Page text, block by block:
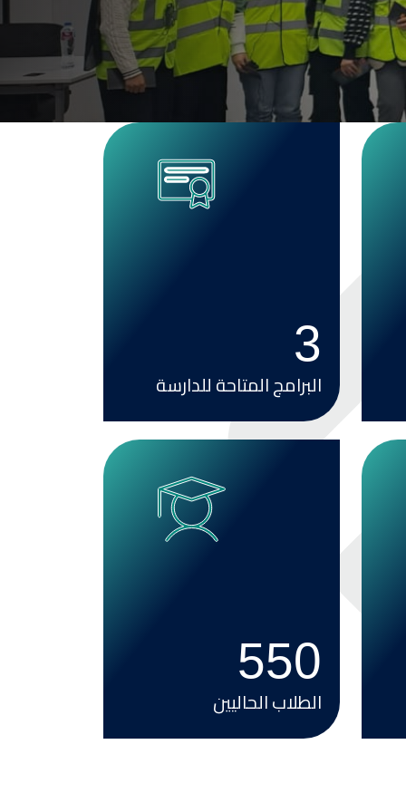
Image
3
البرامج المتاحة للدارسة
Image
550
الطلاب الحاليين